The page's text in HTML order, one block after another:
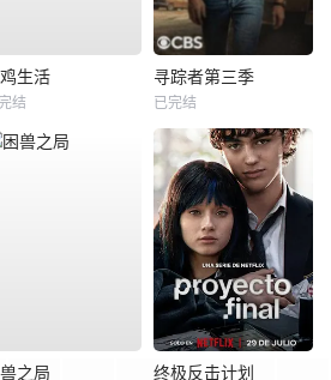
生活
结
寻踪者第三季
已完结
之局 终极反击计划